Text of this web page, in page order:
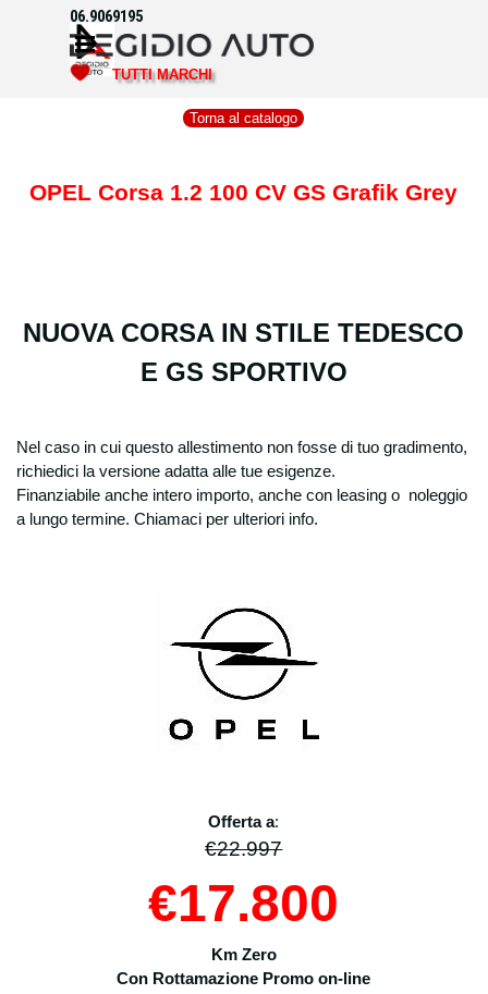
Vai ai contenuti
Salta menù
06.9069195
TUTTI MARCHI
Torna al catalogo
OPEL Corsa 1.2 100 CV GS Grafik Grey
NUOVA CORSA IN STILE TEDESCO
E GS SPORTIVO
Nel caso in cui questo allestimento non fosse di tuo gradimento,
richiedici la versione adatta alle tue esigenze.
Finanziabile anche intero importo, anche con leasing o noleggio
a lungo termine. Chiamaci per ulteriori info.
Offerta a:
€22.997
€17.800
Km Zero
Con Rottamazione Promoon-line